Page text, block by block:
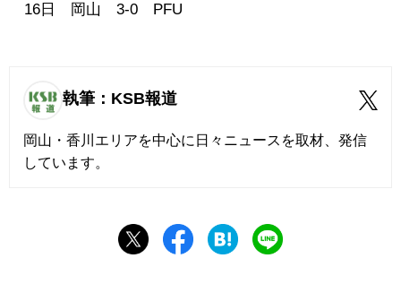
16日 岡山 3-0 PFU
執筆：KSB報道
岡山・香川エリアを中心に日々ニュースを取材、発信
しています。